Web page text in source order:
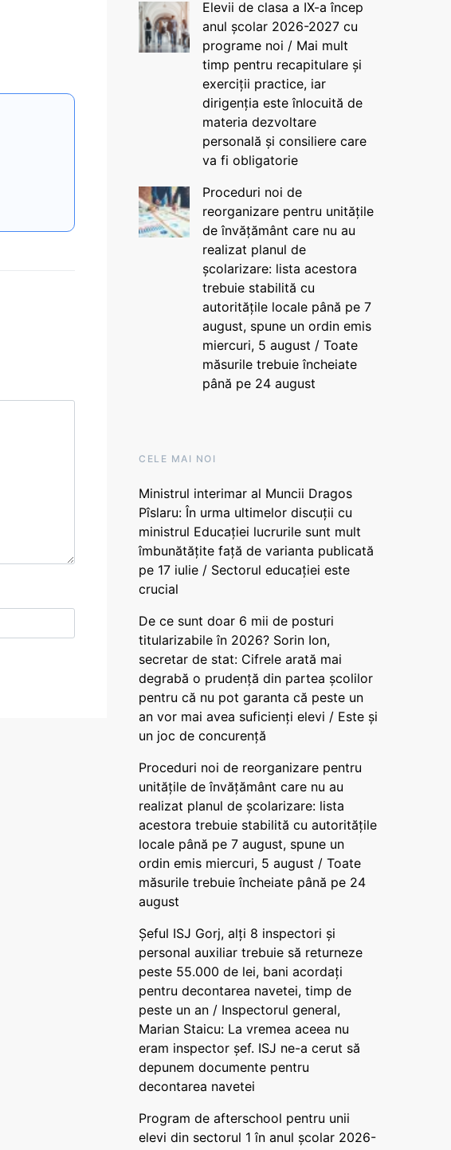
Elevii de clasa a IX-a încep
anul școlar 2026-2027 cu
programe noi / Mai mult
timp pentru recapitulare și
exerciții practice, iar
dirigenția este înlocuită de
materia dezvoltare
personală și consiliere care
va fi obligatorie
Proceduri noi de
reorganizare pentru unitățile
de învățământ care nu au
realizat planul de
școlarizare: lista acestora
trebuie stabilită cu
autoritățile locale până pe 7
august, spune un ordin emis
miercuri, 5 august / Toate
măsurile trebuie încheiate
până pe 24 august
CELE MAI NOI
Ministrul interimar al Muncii Dragos
Pîslaru: În urma ultimelor discuții cu
ministrul Educației lucrurile sunt mult
îmbunătățite față de varianta publicată
pe 17 iulie / Sectorul educației este
crucial
De ce sunt doar 6 mii de posturi
titularizabile în 2026? Sorin Ion,
secretar de stat: Cifrele arată mai
degrabă o prudență din partea școlilor
pentru că nu pot garanta că peste un
an vor mai avea suficienți elevi / Este și
un joc de concurență
Proceduri noi de reorganizare pentru
unitățile de învățământ care nu au
realizat planul de școlarizare: lista
acestora trebuie stabilită cu autoritățile
locale până pe 7 august, spune un
ordin emis miercuri, 5 august / Toate
măsurile trebuie încheiate până pe 24
august
Șeful ISJ Gorj, alți 8 inspectori și
personal auxiliar trebuie să returneze
peste 55.000 de lei, bani acordați
pentru decontarea navetei, timp de
peste un an / Inspectorul general,
Marian Staicu: La vremea aceea nu
eram inspector șef. ISJ ne-a cerut să
depunem documente pentru
decontarea navetei
Program de afterschool pentru unii
elevi din sectorul 1 în anul școlar 2026-